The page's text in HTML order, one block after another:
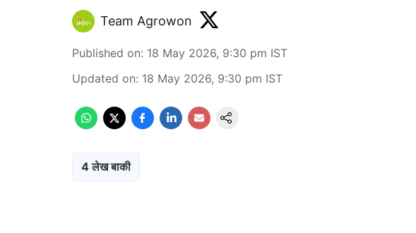
Team Agrowon
Published on: 18 May 2026, 9:30 pm IST
Updated on: 18 May 2026, 9:30 pm IST
4 लेख बाकी